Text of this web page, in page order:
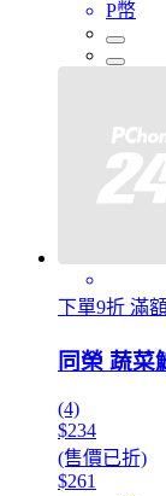
P幣
下單9折 滿
同榮 蔬菜
(4)
$234
(售價已折)
$261